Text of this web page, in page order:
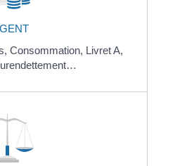
Consommation, Livret A,